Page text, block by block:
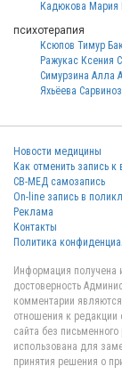
Кадюкова Мария
психотерапия
Ксюпов Тимур
Ражукас Ксения
Симурзина Алла
Яхьёева
Новости медицины
Как отменить запись к
СВ-МЕД самозапись
On-line запись в
Реклама
Контакты
Политика
Информация получена
достоверность
комментарии
отношения к
сайта без
использована для
принятия решения о